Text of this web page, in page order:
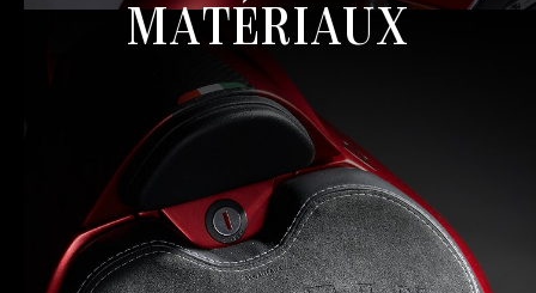
VÊTEMENTS
L'équipement du pilote
MATÉRIAUX